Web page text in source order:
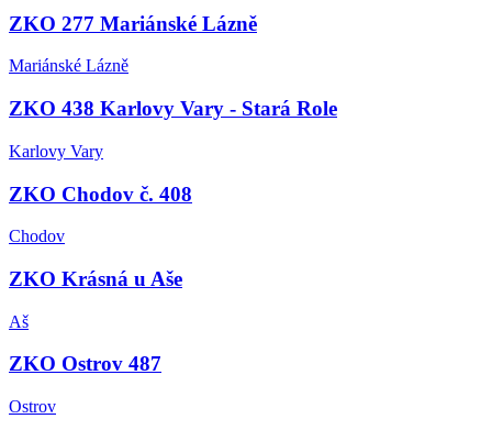
ZKO 277 Mariánské Lázně
Mariánské Lázně
ZKO 438 Karlovy Vary - Stará Role
Karlovy Vary
ZKO Chodov č. 408
Chodov
ZKO Krásná u Aše
Aš
ZKO Ostrov 487
Ostrov